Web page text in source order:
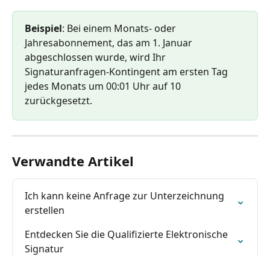
Beispiel: Bei einem Monats- oder
Jahresabonnement, das am 1. Januar
abgeschlossen wurde, wird Ihr
Signaturanfragen-Kontingent am ersten Tag
jedes Monats um 00:01 Uhr auf 10
zurückgesetzt.
Verwandte Artikel
Ich kann keine Anfrage zur Unterzeichnung
erstellen
Entdecken Sie die Qualifizierte Elektronische
Signatur